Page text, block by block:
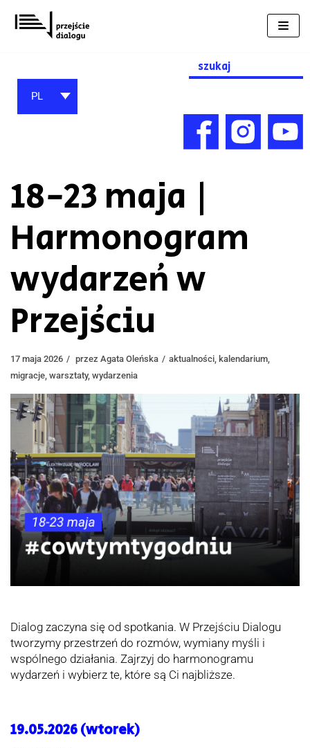
Przejdź
do
Search
for:
PL
18-23 maja |
Harmonogram
wydarzeń w
Przejściu
17 maja 2026 przez Agata Oleńska aktualności kalendarium
migracje warsztaty, wydarzenia
Dialog zaczyna się od spotkania. W Przejściu Dialogu
tworzymy przestrzeń do rozmów, wymiany myśli i
wspólnego działania. Zajrzyj do harmonogramu
wydarzeń i wybierz te, które są Ci najbliższe.
19.05.2026 (wtorek)